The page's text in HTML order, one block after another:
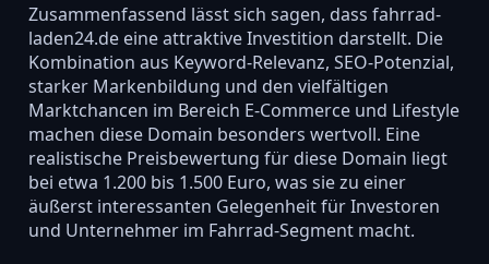
Zusammenfassend lässt sich sagen, dass fahrrad-
laden24.de eine attraktive Investition darstellt. Die
Kombination aus Keyword-Relevanz, SEO-Potenzial,
starker Markenbildung und den vielfältigen
Marktchancen im Bereich E-Commerce und Lifestyle
machen diese Domain besonders wertvoll. Eine
realistische Preisbewertung für diese Domain liegt
bei etwa 1.200 bis 1.500 Euro, was sie zu einer
äußerst interessanten Gelegenheit für Investoren
und Unternehmer im Fahrrad-Segment macht.